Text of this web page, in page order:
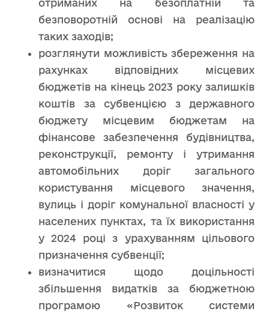
отриманих на безоплатній та
безповоротній основі на реалізацію
таких заходів;
розглянути можливість збереження на
рахунках відповідних місцевих
бюджетів на кінець 2023 року залишків
коштів за субвенцією з державного
бюджету місцевим бюджетам на
фінансове забезпечення будівництва,
реконструкції, ремонту і утримання
автомобільних доріг загального
користування місцевого значення,
вулиць і доріг комунальної власності у
населених пунктах, та їх використання
у 2024 році з урахуванням цільового
призначення субвенції;
визначитися щодо доцільності
збільшення видатків за бюджетною
програмою «Розвиток системи